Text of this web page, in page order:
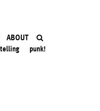
ABOUT
punk!